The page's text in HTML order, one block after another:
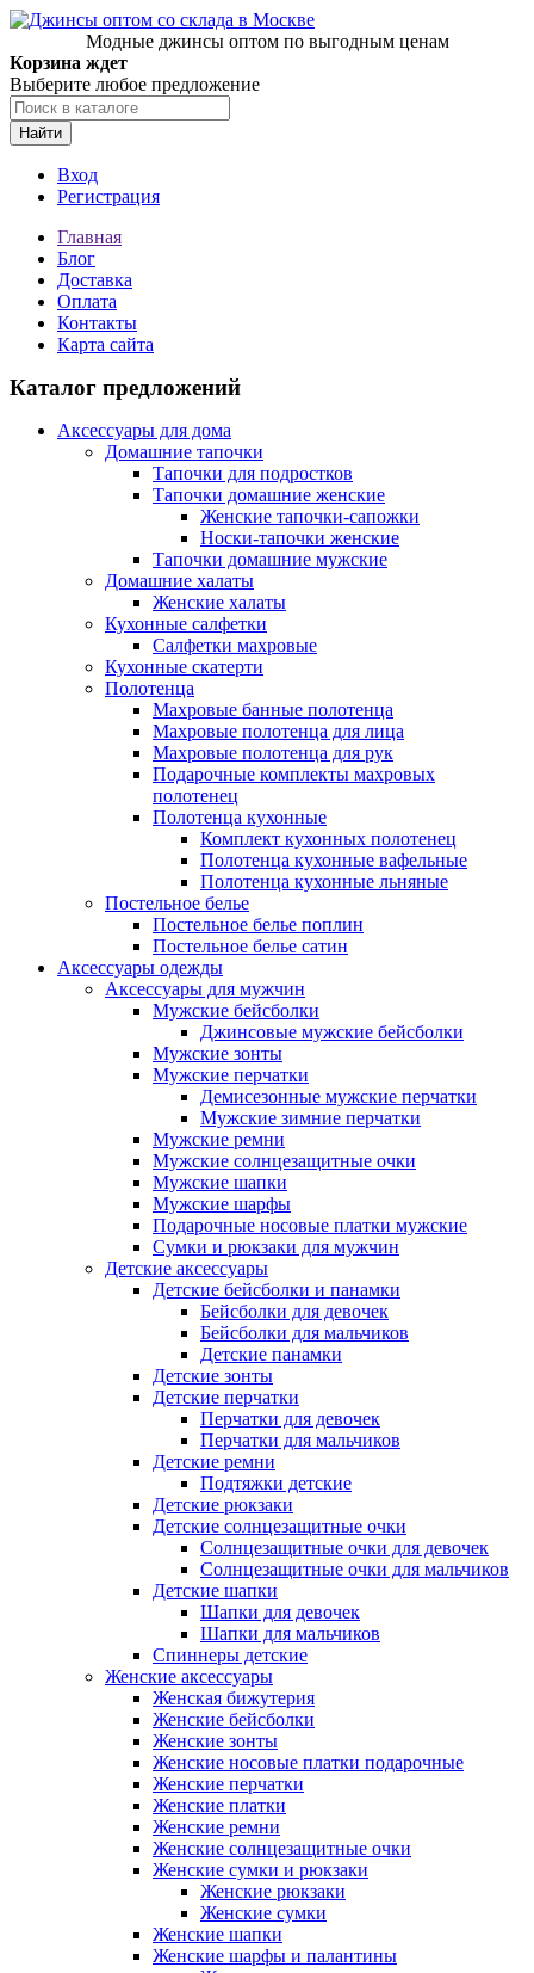
Модные джинсы оптом по выгодным ценам
Корзина ждет
Выберите любое предложение
Найти
Вход
Регистрация
Главная
Блог
Доставка
Оплата
Контакты
Карта сайта
Каталог предложений
Аксессуары для дома
Домашние тапочки
Тапочки для подростков
Тапочки домашние женские
Женские тапочки-сапожки
Носки-тапочки женские
Тапочки домашние мужские
Домашние халаты
Женские халаты
Кухонные салфетки
Салфетки махровые
Кухонные скатерти
Полотенца
Махровые банные полотенца
Махровые полотенца для лица
Махровые полотенца для рук
Подарочные комплекты махровых
полотенец
Полотенца кухонные
Комплект кухонных полотенец
Полотенца кухонные вафельные
Полотенца кухонные льняные
Постельное белье
Постельное белье поплин
Постельное белье сатин
Аксессуары одежды
Аксессуары для мужчин
Мужские бейсболки
Джинсовые мужские бейсболки
Мужские зонты
Мужские перчатки
Демисезонные мужские перчатки
Мужские зимние перчатки
Мужские ремни
Мужские солнцезащитные очки
Мужские шапки
Мужские шарфы
Подарочные носовые платки мужские
Сумки и рюкзаки для мужчин
Детские аксессуары
Детские бейсболки и панамки
Бейсболки для девочек
Бейсболки для мальчиков
Детские панамки
Детские зонты
Детские перчатки
Перчатки для девочек
Перчатки для мальчиков
Детские ремни
Подтяжки детские
Детские рюкзаки
Детские солнцезащитные очки
Солнцезащитные очки для девочек
Солнцезащитные очки для мальчиков
Детские шапки
Шапки для девочек
Шапки для мальчиков
Спиннеры детские
Женские аксессуары
Женская бижутерия
Женские бейсболки
Женские зонты
Женские носовые платки подарочные
Женские перчатки
Женские платки
Женские ремни
Женские солнцезащитные очки
Женские сумки и рюкзаки
Женские рюкзаки
Женские сумки
Женские шапки
Женские шарфы и палантины